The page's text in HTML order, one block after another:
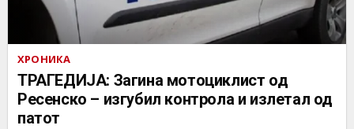
ХРОНИКА
ТРАГЕДИЈА: Загина мотоциклист од
Ресенско – изгубил контрола и излетал од
патот